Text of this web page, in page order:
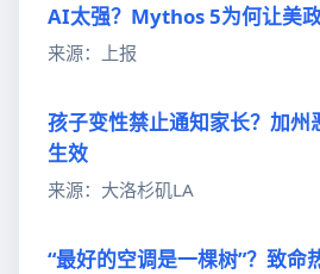
AI太强？Mythos 5为何让美
来源：上报
孩子变性禁止通知家长？加州
生效
来源：大洛杉矶LA
“最好的空调是一棵树”？致命